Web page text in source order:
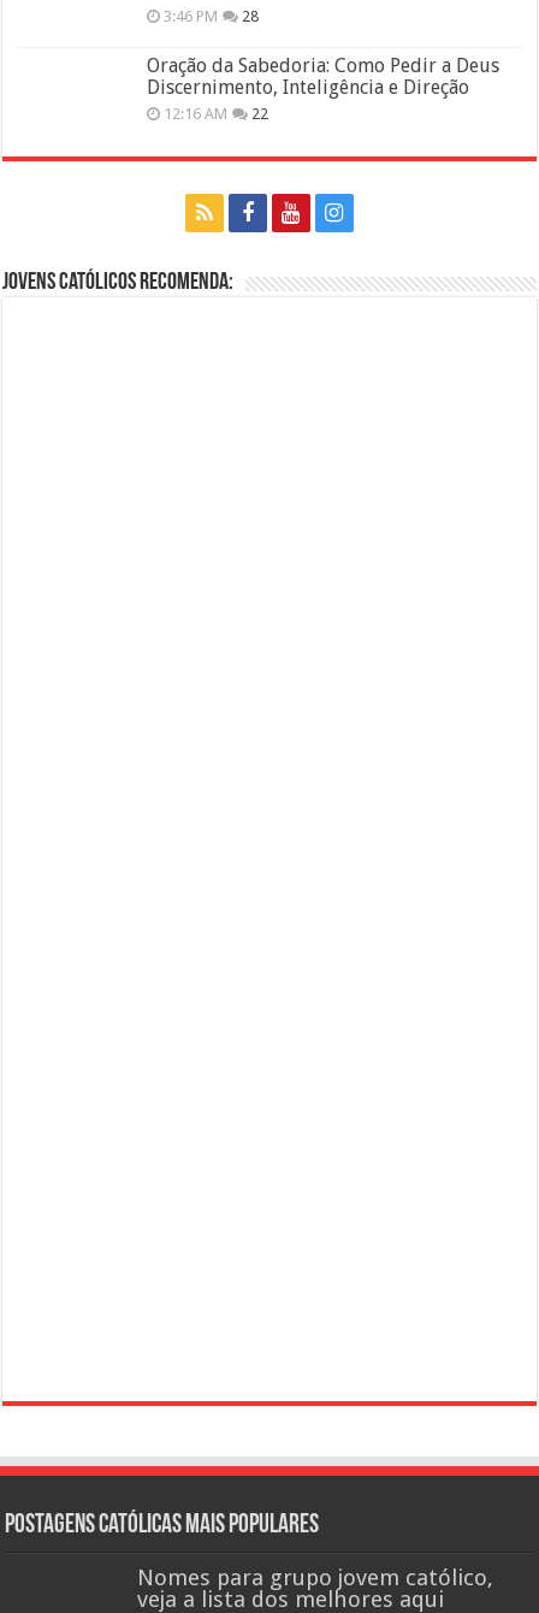
3:46 PM 28
Oração da Sabedoria: Como Pedir a Deus
Discernimento, Inteligência e Direção
12:16 AM 22
Jovens Católicos Recomenda:
Postagens católicas mais Populares
Nomes para grupo jovem católico,
veja a lista dos melhores aqui